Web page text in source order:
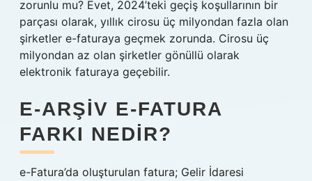
zorunlu mu? Evet, 2024’teki geçiş koşullarının bir
parçası olarak, yıllık cirosu üç milyondan fazla olan
şirketler e-faturaya geçmek zorunda. Cirosu üç
milyondan az olan şirketler gönüllü olarak
elektronik faturaya geçebilir.
E-ARŞIV E-FATURA
FARKI NEDIR?
e-Fatura’da oluşturulan fatura; Gelir İdaresi